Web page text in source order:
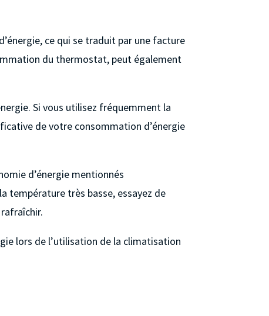
ce qui se traduit par une facture
du thermostat, peut également
Si vous utilisez fréquemment la
de votre consommation d’énergie
d’énergie mentionnés
température très basse, essayez de
lors de l’utilisation de la climatisation